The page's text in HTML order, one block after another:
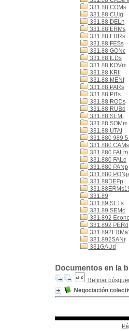
331.88 COMs
331.88 CUIg
331.88 DELh
331.88 ERMs
331.88 ERRs
331.88 FESs
331.88 GONc
331.88 ILDs
331.88 KOVm
331.88 KRIi
331.88 MENf
331.88 PARs
331.88 PITs
331.88 RODs
331.88 RUBd
331.88 SEMt
331.88 SOMm
331.88 UTAt
331.880 989 5
331.880 CAMs
331.880 FALm
331.880 FALo
331.880 PANp
331.880 PONp
331.88DEFp
331.89
331.89 SELs
331.89 SEMc
331.892
331.892 PERd
331.892SANr
331GAUd
Documentos en la
Refinar
Negociación